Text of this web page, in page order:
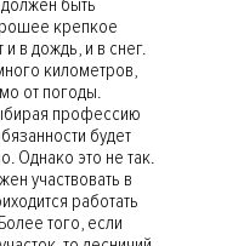
быть
крепкое
в дождь, и в снег.
километров,
от погоды.
профессию
будет
Однако это не так.
участвовать в
работать
того, если